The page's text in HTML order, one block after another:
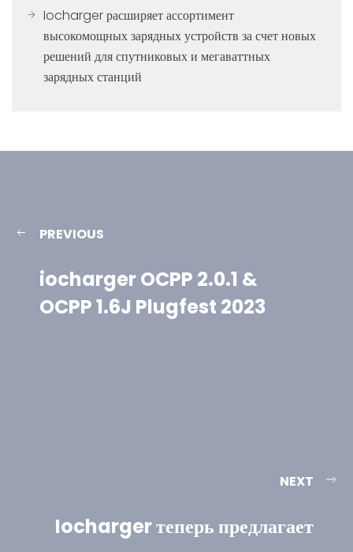
Iocharger расширяет ассортимент
высокомощных зарядных устройств за счет новых
решений для спутниковых и мегаваттных
зарядных станций
PREVIOUS
iocharger OCPP 2.0.1 &
OCPP 1.6J Plugfest 2023
NEXT
Iocharger теперь предлагает